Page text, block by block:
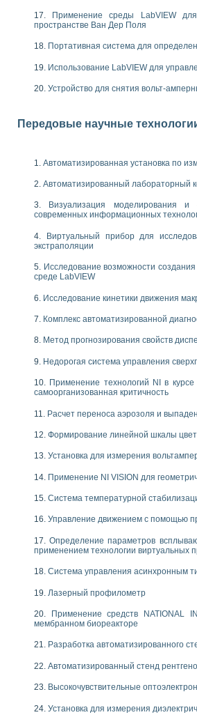
одномерных сигналов на основе
полигармонической экстраполяции в
принимаемых решений в среде LabVIEW
«Моделирование систем» и «Автоматизация
характеристик на основе
в среде LabVIEW
национального проекта «Образование»
практикумов на кафедре
образования и подготовки преподавателей
практикума по электронике кафедры
по электротехнике в среде MULTISIM
«Технологии NATIONAL INSTRUMENTS»
постоянного тока
ИИС на базе оборудования NI CompactDAQ
Применение среды LabVIEW
пространстве Ван Дер Поля
Портативная система для
Использование LabVIEW для
Устройство для снятия вольт-
Передовые научные
Автоматизированная установка по
Автоматизированный лабораторный
Визуализация моделирования
современных информационных
Виртуальный прибор для
экстраполяции
Исследование возможности
среде LabVIEW
Исследование кинетики движения
Комплекс автоматизированной
Метод прогнозирования свойств
Недорогая система управления
Применение технологий NI в
самоорганизованная критичность
Расчет переноса аэрозоля и
Формирование линейной шкалы
Установка для измерения
Применение NI VISION для
Система температурной
Управление движением с помощью
Определение параметров
применением технологии виртуальных
Система управления асинхронным
Лазерный профилометр
Применение средств NATIONAL
мембранном биореакторе
Разработка автоматизированного
Автоматизированный стенд
Высокочувствительные
Установка для измерения